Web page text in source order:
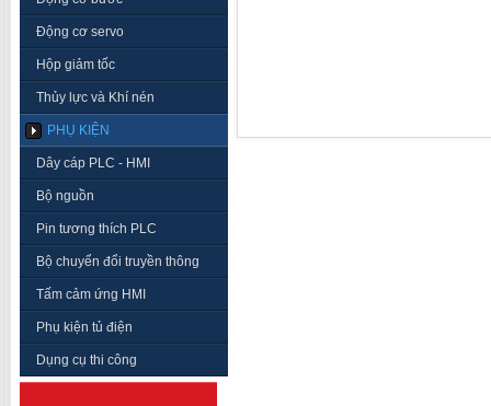
Động cơ servo
Hộp giảm tốc
Thủy lực và Khí nén
PHỤ KIỆN
Dây cáp PLC - HMI
Bộ nguồn
Pin tương thích PLC
Bộ chuyển đổi truyền thông
Tấm cảm ứng HMI
Phụ kiện tủ điện
Dụng cụ thi công